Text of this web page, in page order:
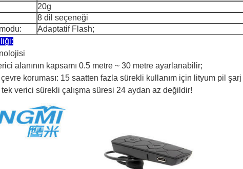
20g
8 dil seçeneği
Adaptatif Flash;
alanının kapsamı 0.5 metre ~ 30 metre ayarlanabilir;
koruması: 15 saatten fazla sürekli kullanım için lityum pil
verici sürekli çalışma süresi 24 aydan az değildir!